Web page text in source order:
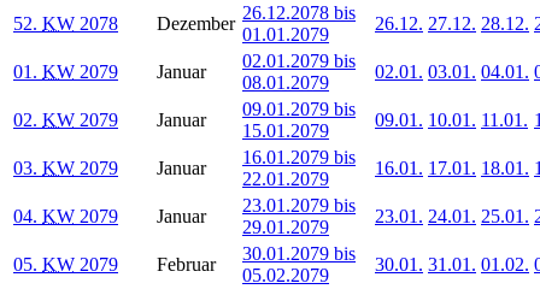
52. KW 2078 Dezember
26.12.2078 bis
01.01.2079
26.12. 27.12. 28.12.
01. KW 2079 Januar
02.01.2079 bis
08.01.2079
02.01. 03.01. 04.01.
02. KW 2079 Januar
09.01.2079 bis
15.01.2079
09.01. 10.01. 11.01.
03. KW 2079 Januar
16.01.2079 bis
22.01.2079
16.01. 17.01. 18.01.
04. KW 2079 Januar
23.01.2079 bis
29.01.2079
23.01. 24.01. 25.01.
05. KW 2079 Februar
30.01.2079 bis
05.02.2079
30.01. 31.01. 01.02.